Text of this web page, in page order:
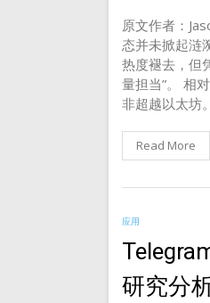
原文作者：
态并未掀起涟
热度褪去，但
量担当”。 相
非超越以太坊
Read More
应用
研究分